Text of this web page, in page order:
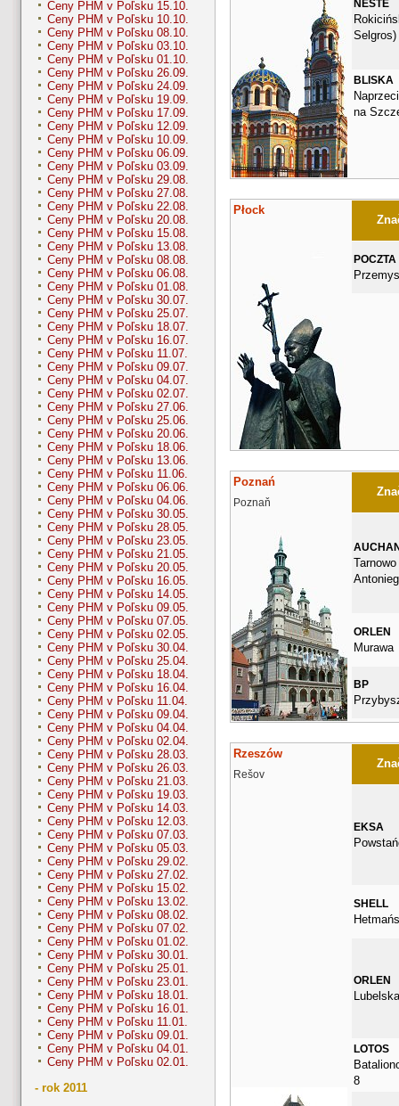
Ceny PHM v Poľsku 15.10.
Ceny PHM v Poľsku 10.10.
Ceny PHM v Poľsku 08.10.
Ceny PHM v Poľsku 03.10.
Ceny PHM v Poľsku 01.10.
Ceny PHM v Poľsku 26.09.
Ceny PHM v Poľsku 24.09.
Ceny PHM v Poľsku 19.09.
Ceny PHM v Poľsku 17.09.
Ceny PHM v Poľsku 12.09.
Ceny PHM v Poľsku 10.09.
Ceny PHM v Poľsku 06.09.
Ceny PHM v Poľsku 03.09.
Ceny PHM v Poľsku 29.08.
Ceny PHM v Poľsku 27.08.
Ceny PHM v Poľsku 22.08.
Ceny PHM v Poľsku 20.08.
Ceny PHM v Poľsku 15.08.
Ceny PHM v Poľsku 13.08.
Ceny PHM v Poľsku 08.08.
Ceny PHM v Poľsku 06.08.
Ceny PHM v Poľsku 01.08.
Ceny PHM v Poľsku 30.07.
Ceny PHM v Poľsku 25.07.
Ceny PHM v Poľsku 18.07.
Ceny PHM v Poľsku 16.07.
Ceny PHM v Poľsku 11.07.
Ceny PHM v Poľsku 09.07.
Ceny PHM v Poľsku 04.07.
Ceny PHM v Poľsku 02.07.
Ceny PHM v Poľsku 27.06.
Ceny PHM v Poľsku 25.06.
Ceny PHM v Poľsku 20.06.
Ceny PHM v Poľsku 18.06.
Ceny PHM v Poľsku 13.06.
Ceny PHM v Poľsku 11.06.
Ceny PHM v Poľsku 06.06.
Ceny PHM v Poľsku 04.06.
Ceny PHM v Poľsku 30.05.
Ceny PHM v Poľsku 28.05.
Ceny PHM v Poľsku 23.05.
Ceny PHM v Poľsku 21.05.
Ceny PHM v Poľsku 20.05.
Ceny PHM v Poľsku 16.05.
Ceny PHM v Poľsku 14.05.
Ceny PHM v Poľsku 09.05.
Ceny PHM v Poľsku 07.05.
Ceny PHM v Poľsku 02.05.
Ceny PHM v Poľsku 30.04.
Ceny PHM v Poľsku 25.04.
Ceny PHM v Poľsku 18.04.
Ceny PHM v Poľsku 16.04.
Ceny PHM v Poľsku 11.04.
Ceny PHM v Poľsku 09.04.
Ceny PHM v Poľsku 04.04.
Ceny PHM v Poľsku 02.04.
Ceny PHM v Poľsku 28.03.
Ceny PHM v Poľsku 26.03.
Ceny PHM v Poľsku 21.03.
Ceny PHM v Poľsku 19.03.
Ceny PHM v Poľsku 14.03.
Ceny PHM v Poľsku 12.03.
Ceny PHM v Poľsku 07.03.
Ceny PHM v Poľsku 05.03.
Ceny PHM v Poľsku 29.02.
Ceny PHM v Poľsku 27.02.
Ceny PHM v Poľsku 15.02.
Ceny PHM v Poľsku 13.02.
Ceny PHM v Poľsku 08.02.
Ceny PHM v Poľsku 07.02.
Ceny PHM v Poľsku 01.02.
Ceny PHM v Poľsku 30.01.
Ceny PHM v Poľsku 25.01.
Ceny PHM v Poľsku 23.01.
Ceny PHM v Poľsku 18.01.
Ceny PHM v Poľsku 16.01.
Ceny PHM v Poľsku 11.01.
Ceny PHM v Poľsku 09.01.
Ceny PHM v Poľsku 04.01.
Ceny PHM v Poľsku 02.01.
- rok 2011
NESTE
Selgros)
BLISKA
na
Płock
POCZTA
Poznań
Poznaň
Tarnowo
ORLEN
Murawa
BP
Rzeszów
Rešov
EKSA
SHELL
ORLEN
LOTOS
8